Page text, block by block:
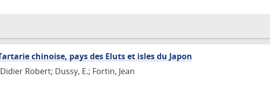
chinoise, pays des Eluts et isles du Japon
Robert; Dussy, E.; Fortin, Jean